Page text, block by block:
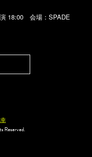
18:00 会場：SPADE
Reserved.